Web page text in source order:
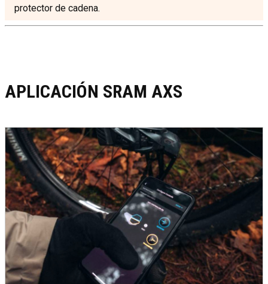
protector de cadena.
APLICACIÓN SRAM AXS